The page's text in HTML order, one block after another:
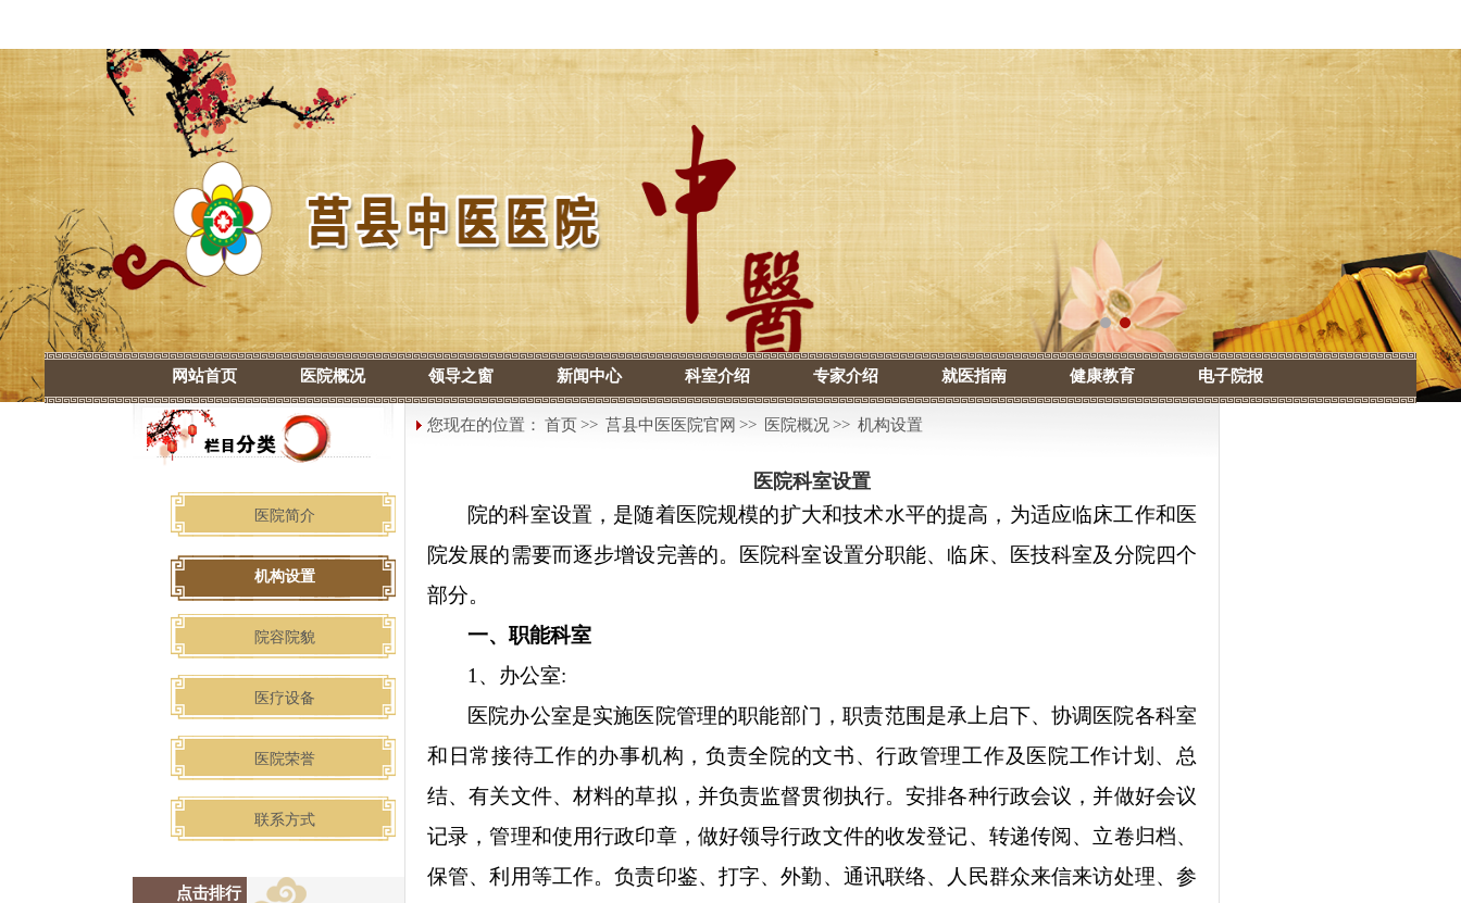
网站首页 医院概况 领导之窗 新闻中心 科室介绍 专家介绍 就医指南 健康教育 电子院报
医院简介
机构设置
院容院貌
医疗设备
医院荣誉
联系方式
点击排行
您现在的位置： 首页>> 莒县中医医院官网 >> 医院概况>> 机构设置
医院科室设置
院的科室设置，是随着医院规模的扩大和技术水平的提高，为适应临床工作和医
院发展的需要而逐步增设完善的。医院科室设置分职能、临床、医技科室及分院四个
部分。
一、职能科室
1 、办公室:
医院办公室是实施医院管理的职能部门，职责范围是承上启下、协调医院各科室
和日常接待工作的办事机构，负责全院的文书、行政管理工作及医院工作计划、总
结、有关文件、材料的草拟，并负责监督贯彻执行。安排各种行政会议，并做好会议
记录，管理和使用行政印章，做好领导行政文件的收发登记、转递传阅、立卷归档、
保管、利用等工作。负责印鉴、打字、外勤、通讯联络、人民群众来信来访处理、参